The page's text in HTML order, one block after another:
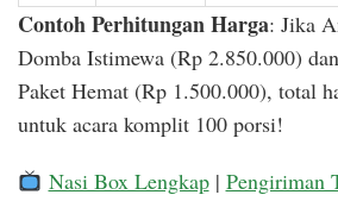
Contoh Perhitungan Harga: Jika
Domba Istimewa (Rp 2.850.000)
Paket Hemat (Rp 1.500.000), total
untuk acara komplit 100 porsi!
Nasi Box Lengkap| Pengiriman